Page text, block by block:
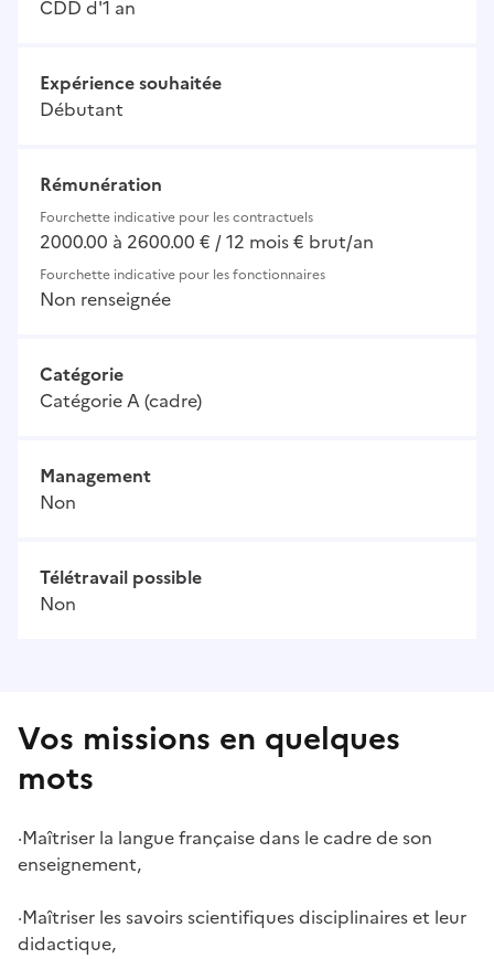
CDD d'1 an
Expérience souhaitée
Débutant
Rémunération
Fourchette indicative pour les contractuels
2000.00 à 2600.00 € / 12 mois € brut/an
Fourchette indicative pour les fonctionnaires
Non renseignée
Catégorie
Catégorie A (cadre)
Management
Non
Télétravail possible
Non
Vos missions en quelques
mots
·Maîtriser la langue française dans le cadre de son
enseignement,
·Maîtriser les savoirs scientifiques disciplinaires et leur
didactique,